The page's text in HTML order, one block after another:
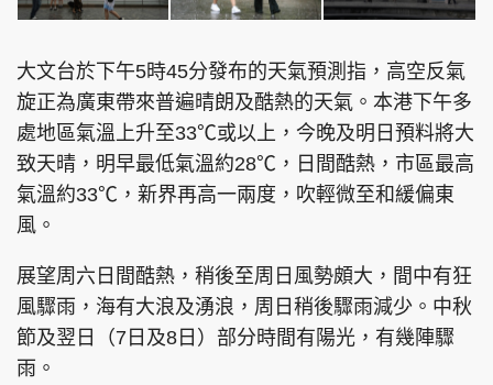
大文台於下午5時45分發布的天氣預測指，高空反氣
旋正為廣東帶來普遍晴朗及酷熱的天氣。本港下午多
處地區氣溫上升至33℃或以上，今晚及明日預料將大
致天晴，明早最低氣溫約28℃，日間酷熱，市區最高
氣溫約33℃，新界再高一兩度，吹輕微至和緩偏東
風。
展望周六日間酷熱，稍後至周日風勢頗大，間中有狂
風驟雨，海有大浪及湧浪，周日稍後驟雨減少。中秋
節及翌日（7日及8日）部分時間有陽光，有幾陣驟
雨。